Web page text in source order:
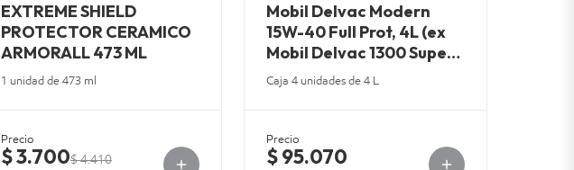
EXTREME SHIELD
PROTECTOR CERAMICO
ARMORALL 473 ML
1 unidad de 473 ml
Precio
$ 3.700$ 4.410
Mobil Delvac Modern
15W-40 Full Prot, 4L (ex
Mobil Delvac 1300 Super
15W-40)
Caja 4 unidades de 4 L
Precio
$ 95.070